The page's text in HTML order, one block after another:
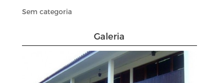
Sem categoria
Galeria